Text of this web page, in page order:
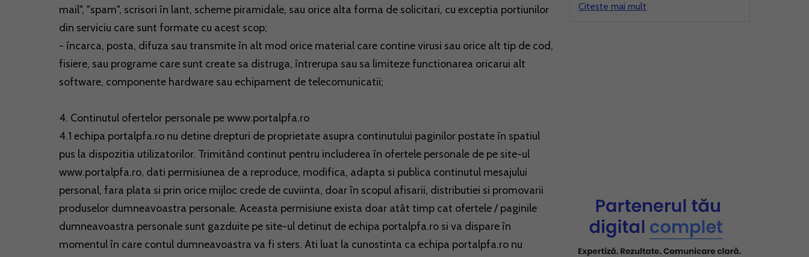
mail", "spam", scrisori în lant, scheme piramidale, sau orice alta forma de solicitari, cu exceptia portiunilor
din serviciu care sunt formate cu acest scop;
- încarca, posta, difuza sau transmite în alt mod orice material care contine virusi sau orice alt tip de cod,
fisiere, sau programe care sunt create sa distruga, întrerupa sau sa limiteze functionarea oricarui alt
software, componente hardware sau echipament de telecomunicatii;
4. Continutul ofertelor personale pe www.portalpfa.ro
4.1 echipa portalpfa.ro nu detine drepturi de proprietate asupra continutului paginilor postate în spatiul
pus la dispozitia utilizatorilor. Trimitând continut pentru includerea în ofertele personale de pe site-ul
www.portalpfa.ro, dati permisiunea de a reproduce, modifica, adapta si publica continutul mesajului
personal, fara plata si prin orice mijloc crede de cuviinta, doar în scopul afisarii, distributiei si promovarii
produselor dumneavoastra personale. Aceasta permisiune exista doar atât timp cat ofertele / paginile
dumneavoastra personale sunt gazduite pe site-ul detinut de echipa portalpfa.ro si va dispare în
momentul în care contul dumneavoastra va fi sters. Ati luat la cunostinta ca echipa portalpfa.ro nu
Citeste mai mult